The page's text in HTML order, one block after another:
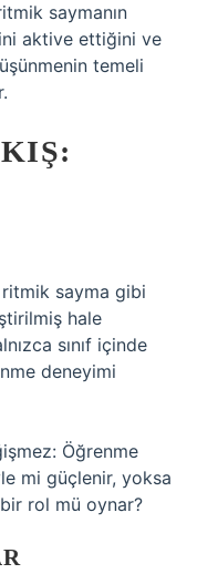
saymanın
aktive ettiğini ve
temeli
sayma gibi
hale
sınıf içinde
deneyimi
Öğrenme
mi güçlenir, yoksa
rol mü oynar?